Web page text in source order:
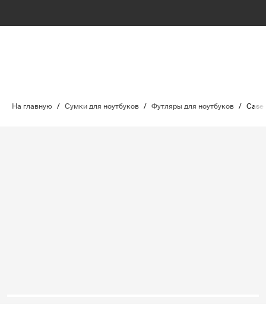
На главную / Сумки для ноутбуков / Футляры для ноутбуков / Case